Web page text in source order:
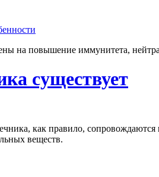
на повышение иммунитета,
существует
как правило,
веществ.